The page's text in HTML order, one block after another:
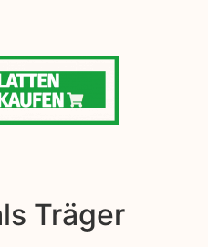
Träger